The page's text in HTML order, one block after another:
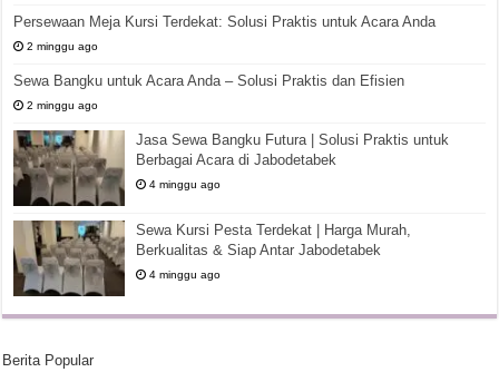
Persewaan Meja Kursi Terdekat: Solusi Praktis untuk Acara Anda
2 minggu ago
Sewa Bangku untuk Acara Anda – Solusi Praktis dan Efisien
2 minggu ago
Jasa Sewa Bangku Futura | Solusi Praktis untuk
Berbagai Acara di Jabodetabek
4 minggu ago
Sewa Kursi Pesta Terdekat | Harga Murah,
Berkualitas & Siap Antar Jabodetabek
4 minggu ago
Berita Popular